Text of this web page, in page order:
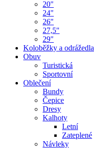
20"
24"
26"
27,5"
29"
Koloběžky a odrážedla
Obuv
Turistická
Sportovní
Oblečení
Bundy
Čepice
Dresy
Kalhoty
Letní
Zateplené
Návleky